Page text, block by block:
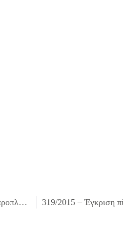
317/2015 – Έγκριση δαπανών και απαλλαγή υπολόγου εντάλματος προπληρωμής 1233/2015 δαπάνης Κτηματολογίου ποσού 450,00 €